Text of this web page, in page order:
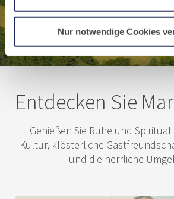
Nur notwendige Cookies
Entdecken Sie
Genießen Sie Ruhe und
Kultur, klösterliche
und die herrliche